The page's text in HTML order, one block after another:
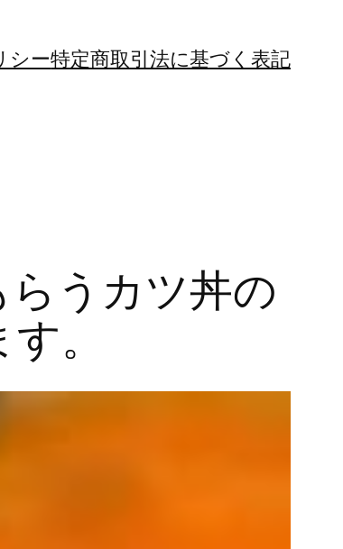
シー特定商取引法に基づく表記
うカツ丼の
。